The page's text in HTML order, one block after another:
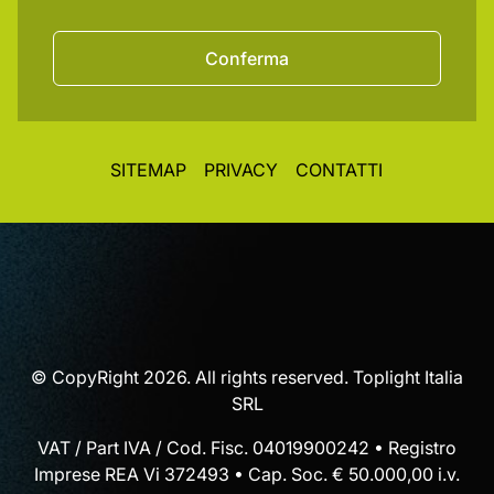
Conferma
SITEMAP PRIVACY CONTATTI
© CopyRight 2026. All rights reserved. Toplight Italia
SRL
VAT / Part IVA / Cod. Fisc. 04019900242 • Registro
Imprese REA Vi 372493 • Cap. Soc. € 50.000,00 i.v.